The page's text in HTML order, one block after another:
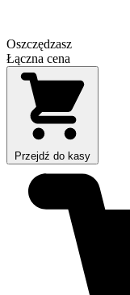
Oszczędzasz
Łączna cena
Przejdź do kasy